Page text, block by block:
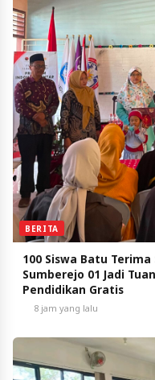
BERITA
100 Siswa Batu Terima
Sumberejo 01 Jadi
Pendidikan Gratis
8 jam yang lalu